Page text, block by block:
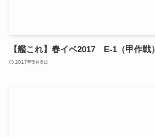
【艦これ】春イベ2017 E-1（甲作戦）
2017年5月6日